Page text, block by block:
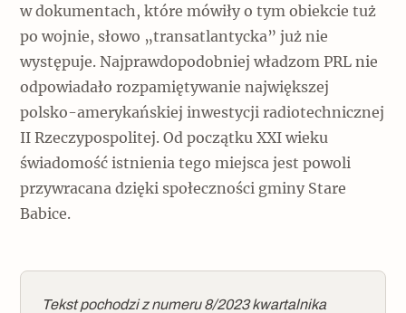
w dokumentach, które mówiły o tym obiekcie tuż
po wojnie, słowo „transatlantycka” już nie
występuje. Najprawdopodobniej władzom PRL nie
odpowiadało rozpamiętywanie największej
polsko-amerykańskiej inwestycji radiotechnicznej
II Rzeczypospolitej. Od początku XXI wieku
świadomość istnienia tego miejsca jest powoli
przywracana dzięki społeczności gminy Stare
Babice.
Tekst pochodzi z numeru 8/2023 kwartalnika